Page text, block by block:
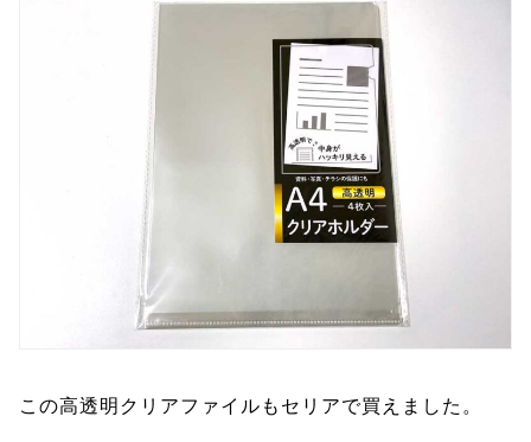
この高透明クリアファイルもセリアで買えました。